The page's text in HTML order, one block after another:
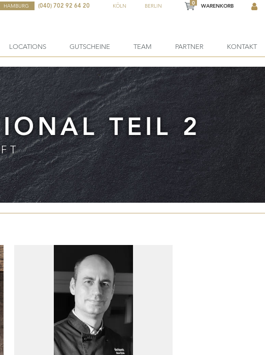
HAMBURG (040) 702 92 64 20 KÖLN BERLIN
0
WARENKORB
LOCATIONS GUTSCHEINE TEAM PARTNER KONTAKT
TEIL 2